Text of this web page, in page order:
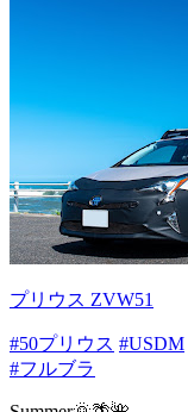
プリウス ZVW51
#50プリウス #USDM
#フルブラ